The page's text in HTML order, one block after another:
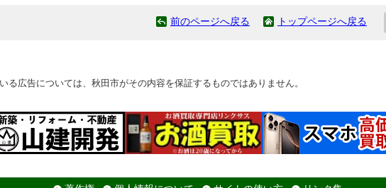
前のページへ戻る トップページへ戻る
る広告については、秋田市がその内容を保証するものではありません。